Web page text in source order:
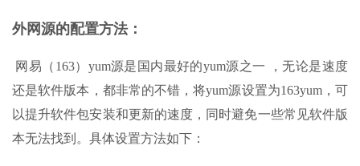
外网源的配置方法：
网易（163）yum源是国内最好的yum源之一 ，无论是速度
还是软件版本，都非常的不错，将yum源设置为163yum，可
以提升软件包安装和更新的速度，同时避免一些常见软件版
本无法找到。具体设置方法如下：